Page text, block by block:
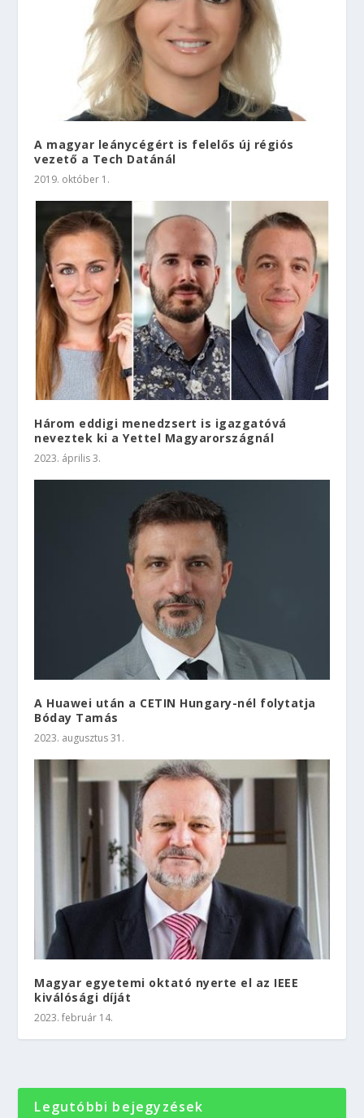
A magyar leánycégért is felelős új régiós
vezető a Tech Datánál
2019. október 1.
Három eddigi menedzsert is igazgatóvá
neveztek ki a Yettel Magyarországnál
2023. április 3.
A Huawei után a CETIN Hungary-nél folytatja
Bóday Tamás
2023. augusztus 31.
Magyar egyetemi oktató nyerte el az IEEE
kiválósági díját
2023. február 14.
Legutóbbi bejegyzések